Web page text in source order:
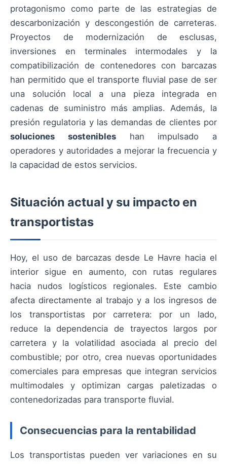
protagonismo como parte de las estrategias de
descarbonización y descongestión de carreteras.
Proyectos de modernización de esclusas,
inversiones en terminales intermodales y la
compatibilización de contenedores con barcazas
han permitido que el transporte fluvial pase de ser
una solución local a una pieza integrada en
cadenas de suministro más amplias. Además, la
presión regulatoria y las demandas de clientes por
soluciones sostenibleshan impulsado a
operadores y autoridades a mejorar la frecuencia y
la capacidad de estos servicios.
Situación actual y su impacto en
transportistas
Hoy, el uso de barcazas desde Le Havre hacia el
interior sigue en aumento, con rutas regulares
hacia nudos logísticos regionales. Este cambio
afecta directamente al trabajo y a los ingresos de
los transportistas por carretera: por un lado,
reduce la dependencia de trayectos largos por
carretera y la volatilidad asociada al precio del
combustible; por otro, crea nuevas oportunidades
comerciales para empresas que integran servicios
multimodales y optimizan cargas paletizadas o
contenedorizadas para transporte fluvial.
Consecuencias para la rentabilidad
Los transportistas pueden ver variaciones en su